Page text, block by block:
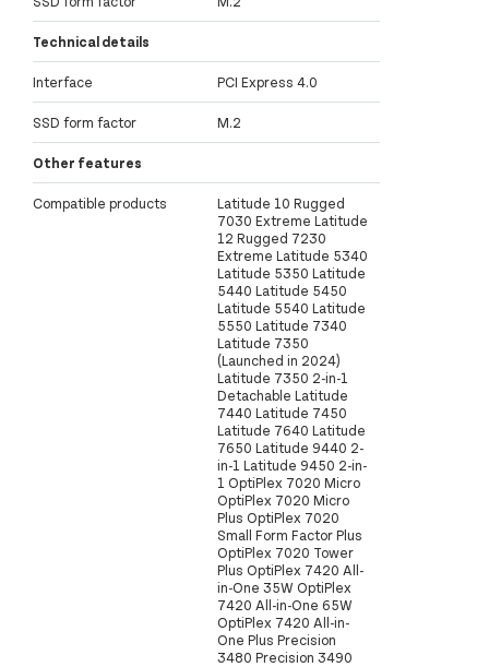
Technical details
Interface PCI Express 4.0
SSD form factor M.2
Other features
Compatible products
Latitude 10 Rugged
7030 Extreme Latitude
12 Rugged 7230
Extreme Latitude 5340
Latitude 5350 Latitude
5440 Latitude 5450
Latitude 5540 Latitude
5550 Latitude 7340
Latitude 7350
(Launched in 2024)
Latitude 7350 2-in-1
Detachable Latitude
7440 Latitude 7450
Latitude 7640 Latitude
7650 Latitude 9440 2-
in-1 Latitude 9450 2-in-
1 OptiPlex 7020 Micro
OptiPlex 7020 Micro
Plus OptiPlex 7020
Small Form Factor Plus
OptiPlex 7020 Tower
Plus OptiPlex 7420 All-
in-One 35W OptiPlex
7420 All-in-One 65W
OptiPlex 7420 All-in-
One Plus Precision
3480 Precision 3490